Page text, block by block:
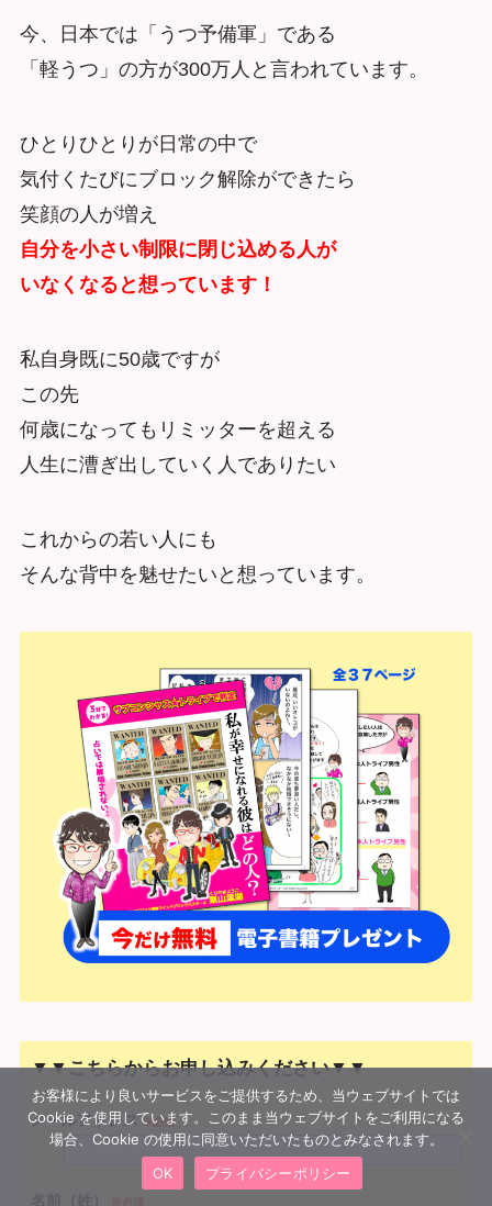
今、日本では「うつ予備軍」である
「軽うつ」の方が300万人と言われています。
ひとりひとりが日常の中で
気付くたびにブロック解除ができたら
笑顔の人が増え
自分を小さい制限に閉じ込める人が
いなくなると想っています！
私自身既に50歳ですが
この先
何歳になってもリミッターを超える
人生に漕ぎ出していく人でありたい
これからの若い人にも
そんな背中を魅せたいと想っています。
▼▼こちらからお申し込みください▼▼
メールアドレス ※必須
※必須
お客様により良いサービスをご提供するため、当ウェブサイトでは
Cookie を使用しています。このまま当ウェブサイトをご利用になる
場合、Cookie の使用に同意いただいたものとみなされます。
OK
プライバシーポリシー